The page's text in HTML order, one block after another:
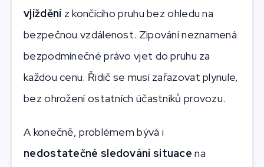
vjíždění z končícího pruhu bez ohledu na
bezpečnou vzdálenost. Zipování neznamená
bezpodmínečné právo vjet do pruhu za
každou cenu. Řidič se musí zařazovat plynule,
bez ohrožení ostatních účastníků provozu.
A konečně, problémem bývá i
nedostatečné sledování situacena